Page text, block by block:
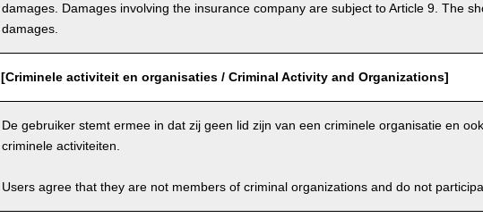
damages. Damages involving the insurance company are subject to Article 9. The
damages.
[Criminele activiteit en organisaties / Criminal Activity and Organizations]
De gebruiker stemt ermee in dat zij geen lid zijn van een criminele organisatie en
criminele activiteiten.
Users agree that they are not members of criminal organizations and do not